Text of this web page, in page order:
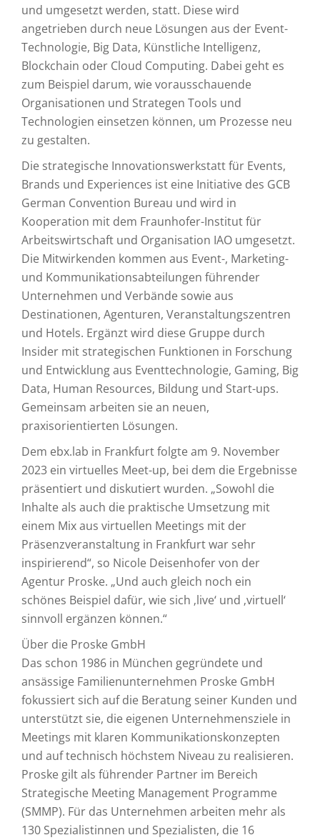
und umgesetzt werden, statt. Diese wird
angetrieben durch neue Lösungen aus der Event-
Technologie, Big Data, Künstliche Intelligenz,
Blockchain oder Cloud Computing. Dabei geht es
zum Beispiel darum, wie vorausschauende
Organisationen und Strategen Tools und
Technologien einsetzen können, um Prozesse neu
zu gestalten.
Die strategische Innovationswerkstatt für Events,
Brands und Experiences ist eine Initiative des GCB
German Convention Bureau und wird in
Kooperation mit dem Fraunhofer-Institut für
Arbeitswirtschaft und Organisation IAO umgesetzt.
Die Mitwirkenden kommen aus Event-, Marketing-
und Kommunikationsabteilungen führender
Unternehmen und Verbände sowie aus
Destinationen, Agenturen, Veranstaltungszentren
und Hotels. Ergänzt wird diese Gruppe durch
Insider mit strategischen Funktionen in Forschung
und Entwicklung aus Eventtechnologie, Gaming, Big
Data, Human Resources, Bildung und Start-ups.
Gemeinsam arbeiten sie an neuen,
praxisorientierten Lösungen.
Dem ebx.lab in Frankfurt folgte am 9. November
2023 ein virtuelles Meet-up, bei dem die Ergebnisse
präsentiert und diskutiert wurden. „Sowohl die
Inhalte als auch die praktische Umsetzung mit
einem Mix aus virtuellen Meetings mit der
Präsenzveranstaltung in Frankfurt war sehr
inspirierend“, so Nicole Deisenhofer von der
Agentur Proske. „Und auch gleich noch ein
schönes Beispiel dafür, wie sich ‚live‘ und ‚virtuell‘
sinnvoll ergänzen können.“
Über die Proske GmbH
Das schon 1986 in München gegründete und
ansässige Familienunternehmen Proske GmbH
fokussiert sich auf die Beratung seiner Kunden und
unterstützt sie, die eigenen Unternehmensziele in
Meetings mit klaren Kommunikationskonzepten
und auf technisch höchstem Niveau zu realisieren.
Proske gilt als führender Partner im Bereich
Strategische Meeting Management Programme
(SMMP). Für das Unternehmen arbeiten mehr als
130 Spezialistinnen und Spezialisten, die 16